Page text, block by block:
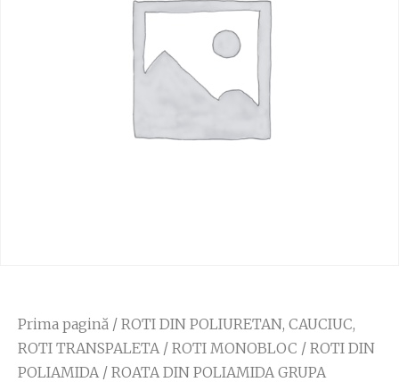
Prima pagină / ROTI DIN POLIURETAN, CAUCIUC,
ROTI TRANSPALETA/ ROTI MONOBLOC / ROTI DIN
POLIAMIDA/ ROATA DIN POLIAMIDA GRUPA